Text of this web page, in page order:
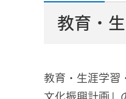
教育・
教育・生涯学習
文化振興計画」